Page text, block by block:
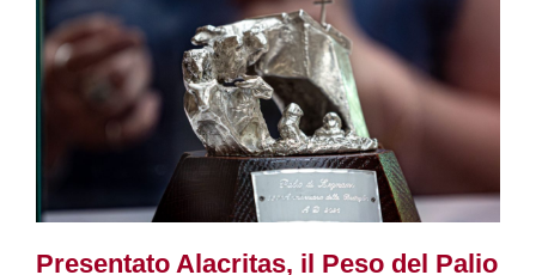
Presentato Alacritas, il Peso del Palio